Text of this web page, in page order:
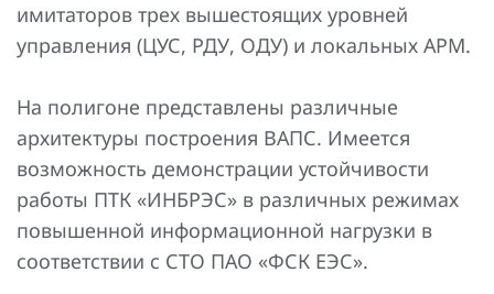
БАВР
имитаторов трех вышестоящих уровней
управления (ЦУС, РДУ, ОДУ) и локальных АРМ.
На полигоне представлены различные
архитектуры построения ВАПС. Имеется
возможность демонстрации устойчивости
работы ПТК «ИНБРЭС» в различных режимах
повышенной информационной нагрузки в
соответствии с СТО ПАО «ФСК ЕЭС».